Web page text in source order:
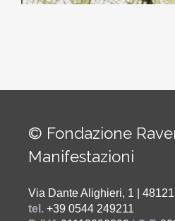
© Fondazione
Manifestazioni
Via Dante Alighieri, 1 |
tel. +39 0544 249211